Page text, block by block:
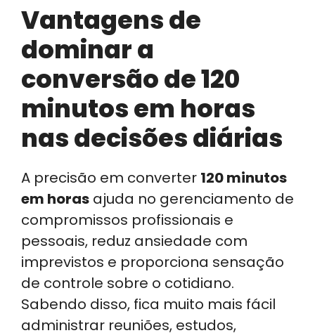
Vantagens de
dominar a
conversão de 120
minutos em horas
nas decisões diárias
A precisão em converter 120 minutos
em horas ajuda no gerenciamento de
compromissos profissionais e
pessoais, reduz ansiedade com
imprevistos e proporciona sensação
de controle sobre o cotidiano.
Sabendo disso, fica muito mais fácil
administrar reuniões, estudos,